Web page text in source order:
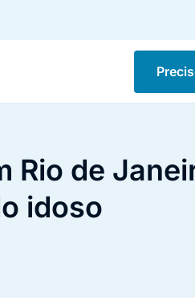
Rio de
idoso